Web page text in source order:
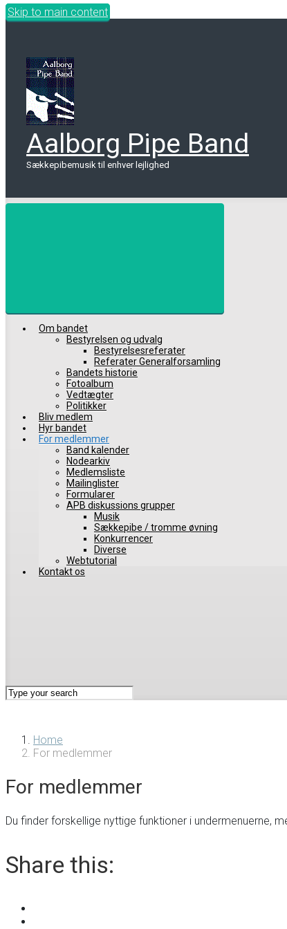
Skip to main content
Aalborg Pipe Band
Sækkepibemusik til enhver lejlighed
Om bandet
Bestyrelsen og udvalg
Bestyrelsesreferater
Referater Generalforsamling
Bandets historie
Fotoalbum
Vedtægter
Politikker
Bliv medlem
Hyr bandet
For medlemmer
Band kalender
Nodearkiv
Medlemsliste
Mailinglister
Formularer
APB diskussions grupper
Musik
Sækkepibe / tromme øvning
Konkurrencer
Diverse
Webtutorial
Kontakt os
Home
For medlemmer
For medlemmer
Du finder forskellige nyttige funktioner i undermenuerne,
Share this: